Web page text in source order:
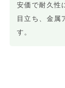
安価で耐久性
目立ち、金属
す。